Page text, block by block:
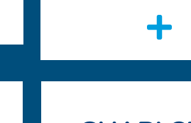
LAURE-
LAURE-
LISE-
AUDE
Ingénieure